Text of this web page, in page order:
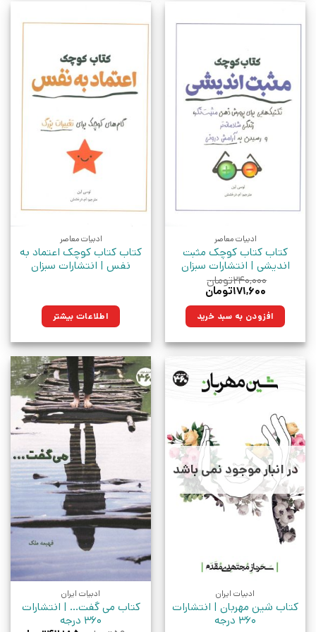
ادبیات معاصر
کتاب کتاب کوچک مثبت
اندیشی | انتشارات سبزان
۲۴۰,۰۰۰تومان
قیمت
۲۴۰,۰۰۰تومان
بود.
۱۷۱,۶۰۰تومان
۱۷۱,۶۰۰تومان.افزودن به سبد خرید
ادبیات معاصر
کتاب کتاب کوچک اعتماد به
نفس | انتشارات سبزان
اطلاعات بیشتر
در انبار موجود نمی باشد
ادبیات ایران
کتاب شین مهربان | انتشارات
360 درجه
ادبیات ایران
کتاب می گفت… | انتشارات
360 درجه